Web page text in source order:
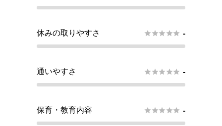
休みの取りやすさ  -
通いやすさ  -
保育・教育内容  -